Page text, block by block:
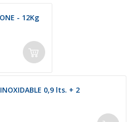
- 12Kg
0,9 lts. + 2